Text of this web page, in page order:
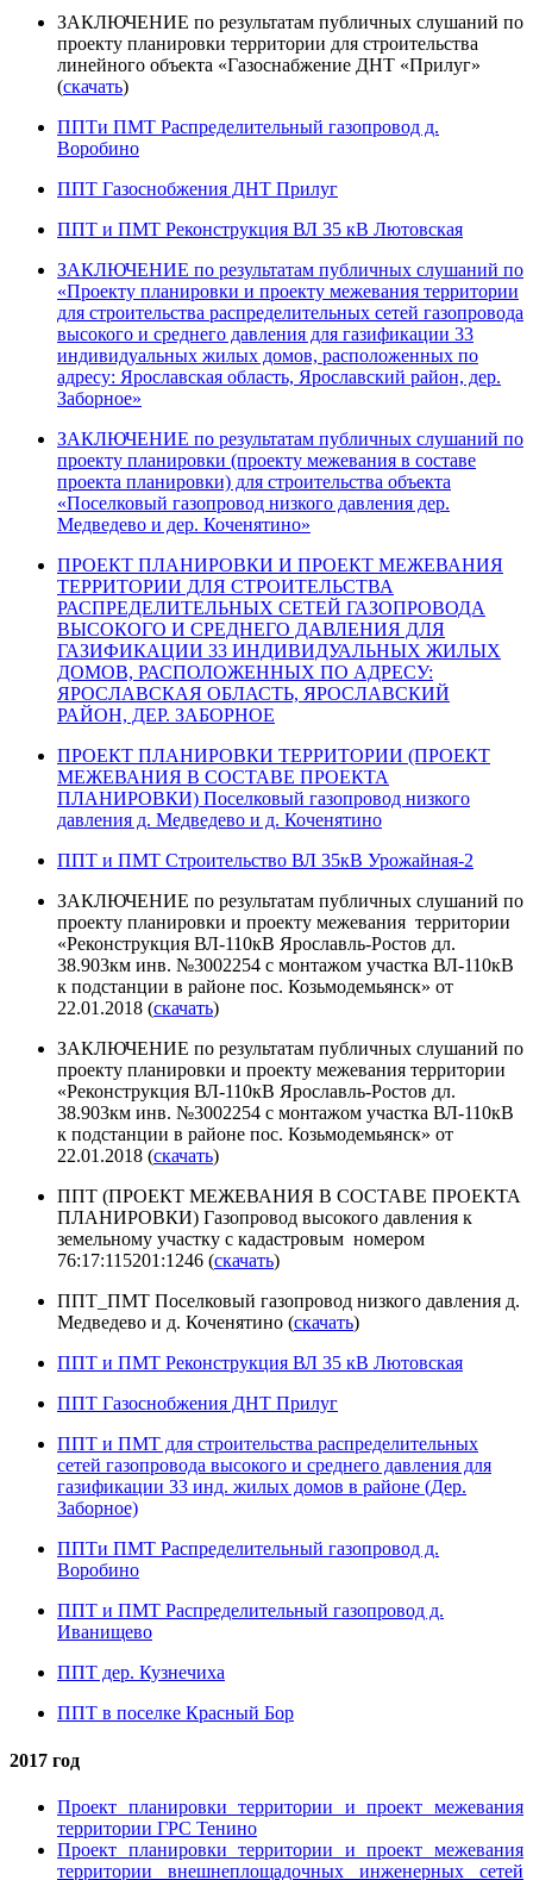
ЗАКЛЮЧЕНИЕ по результатам публичных слушаний по
проекту планировки территории для строительства
линейного объекта «Газоснабжение ДНТ «Прилуг»
(скачать)
ППТи ПМТ Распределительный газопровод д.
Воробино
ППТ Газоснобжения ДНТ Прилуг
ППТ и ПМТ Реконструкция ВЛ 35 кВ Лютовская
ЗАКЛЮЧЕНИЕ по результатам публичных слушаний по
«Проекту планировки и проекту межевания территории
для строительства распределительных сетей газопровода
высокого и среднего давления для газификации 33
индивидуальных жилых домов, расположенных по
адресу: Ярославская область, Ярославский район, дер.
Заборное»
ЗАКЛЮЧЕНИЕ по результатам публичных слушаний по
проекту планировки (проекту межевания в составе
проекта планировки) для строительства объекта
«Поселковый газопровод низкого давления дер.
Медведево и дер. Коченятино»
ПРОЕКТ ПЛАНИРОВКИ И ПРОЕКТ МЕЖЕВАНИЯ
ТЕРРИТОРИИ ДЛЯ СТРОИТЕЛЬСТВА
РАСПРЕДЕЛИТЕЛЬНЫХ СЕТЕЙ ГАЗОПРОВОДА
ВЫСОКОГО И СРЕДНЕГО ДАВЛЕНИЯ ДЛЯ
ГАЗИФИКАЦИИ 33 ИНДИВИДУАЛЬНЫХ ЖИЛЫХ
ДОМОВ, РАСПОЛОЖЕННЫХ ПО АДРЕСУ:
ЯРОСЛАВСКАЯ ОБЛАСТЬ, ЯРОСЛАВСКИЙ
РАЙОН, ДЕР. ЗАБОРНОЕ
ПРОЕКТ ПЛАНИРОВКИ ТЕРРИТОРИИ (ПРОЕКТ
МЕЖЕВАНИЯ В СОСТАВЕ ПРОЕКТА
ПЛАНИРОВКИ) Поселковый газопровод низкого
давления д. Медведево и д. Коченятино
ППТ и ПМТ Строительство ВЛ 35кВ Урожайная-2
ЗАКЛЮЧЕНИЕ по результатам публичных слушаний по
проекту планировки и проекту межевания территории
«Реконструкция ВЛ-110кВ Ярославль-Ростов дл.
38.903км инв. №3002254 с монтажом участка ВЛ-110кВ
к подстанции в районе пос. Козьмодемьянск» от
22.01.2018 (скачать)
ЗАКЛЮЧЕНИЕ по результатам публичных слушаний по
проекту планировки и проекту межевания территории
«Реконструкция ВЛ-110кВ Ярославль-Ростов дл.
38.903км инв. №3002254 с монтажом участка ВЛ-110кВ
к подстанции в районе пос. Козьмодемьянск» от
22.01.2018 (скачать)
ППТ (ПРОЕКТ МЕЖЕВАНИЯ В СОСТАВЕ ПРОЕКТА
ПЛАНИРОВКИ) Газопровод высокого давления к
земельному участку с кадастровым номером
76:17:115201:1246 (скачать)
ППТ_ПМТ Поселковый газопровод низкого давления д.
Медведево и д. Коченятино (скачать)
ППТ и ПМТ Реконструкция ВЛ 35 кВ Лютовская
ППТ Газоснобжения ДНТ Прилуг
ППТ и ПМТ для строительства распределительных
сетей газопровода высокого и среднего давления для
газификации 33 инд. жилых домов в районе (Дер.
Заборное)
ППТи ПМТ Распределительный газопровод д.
Воробино
ППТ и ПМТ Распределительный газопровод д.
Иванищево
ППТ дер. Кузнечиха
ППТ в поселке Красный Бор
2017 год
Проект планировки территории и проект межевания
территории ГРС Тенино
Проект планировки территории и проект межевания
территории внешнеплощадочных инженерных сетей